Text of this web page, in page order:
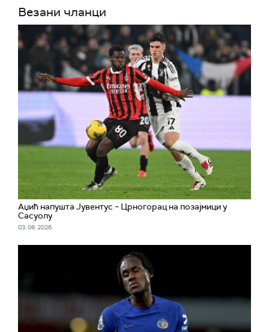
Везани чланци
Аџић напушта Јувентус – Црногорац на позајмици у
Сасуолу
03. 08. 2026.